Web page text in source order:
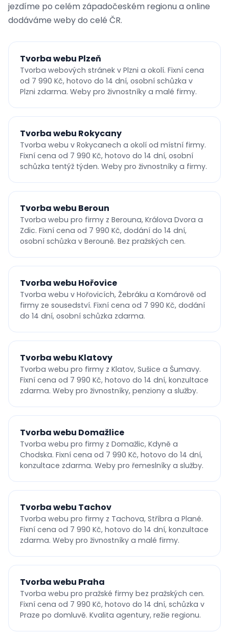
jezdíme po celém západočeském regionu a online
dodáváme weby do celé ČR.
Tvorba webu Plzeň
Tvorba webových stránek v Plzni a okolí. Fixní cena
od 7 990 Kč, hotovo do 14 dní, osobní schůzka v
Plzni zdarma. Weby pro živnostníky a malé firmy.
Tvorba webu Rokycany
Tvorba webu v Rokycanech a okolí od místní firmy.
Fixní cena od 7 990 Kč, hotovo do 14 dní, osobní
schůzka tentýž týden. Weby pro živnostníky a firmy.
Tvorba webu Beroun
Tvorba webu pro firmy z Berouna, Králova Dvora a
Zdic. Fixní cena od 7 990 Kč, dodání do 14 dní,
osobní schůzka v Berouně. Bez pražských cen.
Tvorba webu Hořovice
Tvorba webu v Hořovicích, Žebráku a Komárově od
firmy ze sousedství. Fixní cena od 7 990 Kč, dodání
do 14 dní, osobní schůzka zdarma.
Tvorba webu Klatovy
Tvorba webu pro firmy z Klatov, Sušice a Šumavy.
Fixní cena od 7 990 Kč, hotovo do 14 dní, konzultace
zdarma. Weby pro živnostníky, penziony a služby.
Tvorba webu Domažlice
Tvorba webu pro firmy z Domažlic, Kdyně a
Chodska. Fixní cena od 7 990 Kč, hotovo do 14 dní,
konzultace zdarma. Weby pro řemeslníky a služby.
Tvorba webu Tachov
Tvorba webu pro firmy z Tachova, Stříbra a Plané.
Fixní cena od 7 990 Kč, hotovo do 14 dní, konzultace
zdarma. Weby pro živnostníky a malé firmy.
Tvorba webu Praha
Tvorba webu pro pražské firmy bez pražských cen.
Fixní cena od 7 990 Kč, hotovo do 14 dní, schůzka v
Praze po domluvě. Kvalita agentury, režie regionu.